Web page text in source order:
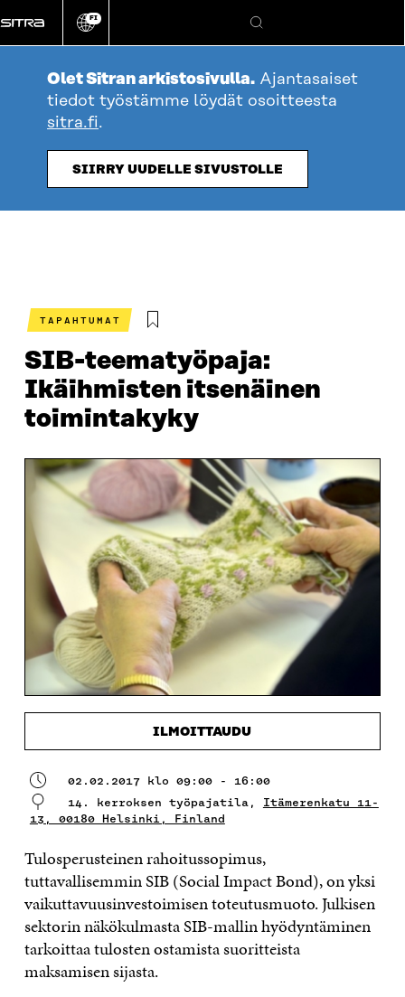
suoraan
sisältöön
Vaihda
kieli
FI
Hae
Olet Sitran arkistosivulla. Ajantasaiset
tiedot työstämme löydät osoitteesta
sitra.fi.
SIIRRY UUDELLE SIVUSTOLLE
TAPAHTUMAT
SIB-teematyöpaja:
Ikäihmisten itsenäinen
toimintakyky
ILMOITTAUDU
02.02.2017 klo 09:00 - 16:00
14. kerroksen työpajatila, Itämerenkatu 11-
13, 00180 Helsinki, Finland
Tulosperusteinen rahoitussopimus,
tuttavallisemmin SIB (Social Impact Bond), on yksi
vaikuttavuusinvestoimisen toteutusmuoto. Julkisen
sektorin näkökulmasta SIB-mallin hyödyntäminen
tarkoittaa tulosten ostamista suoritteista
maksamisen sijasta.